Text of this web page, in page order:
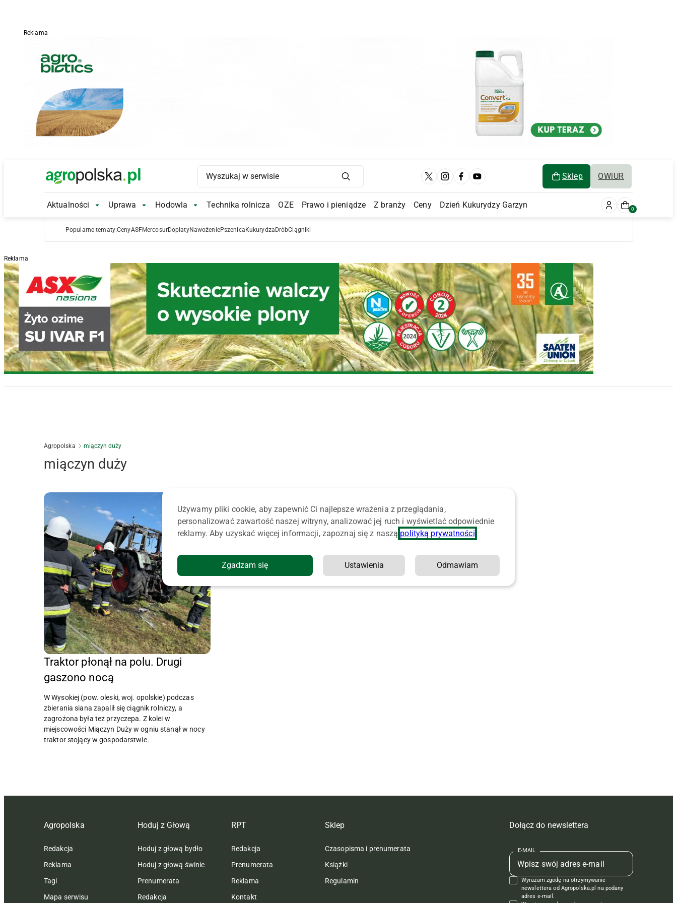
Reklama
Main Logo Sklep OWiUR
Main Navigation
Aktualności Aktualności Submenu
Uprawa Uprawa Submenu
Hodowla Hodowla Submenu
Technika rolnicza OZE Prawo i pieniądze Z branży Ceny Dzień Kukurydzy Garzyn 0
Popularne tematy:CenyASFMercosurDopłatyNawożeniePszenica Kukurydza DróbCiągniki
Reklama
Agropolska miączyn duży
miączyn duży
Traktor płonął na polu. Drugi
gaszono nocą
W Wysokiej (pow. oleski, woj. opolskie) podczas
zbierania siana zapalił się ciągnik rolniczy, a
zagrożona była też przyczepa. Z kolei w
miejscowości Miączyn Duży w ogniu stanął w nocy
traktor stojący w gospodarstwie.
Agropolska
Redakcja
Reklama
Tagi
Mapa serwisu
Hoduj z Głową
Hoduj z głową bydło
Hoduj z głową świnie
Prenumerata
Redakcja
RPT
Redakcja
Prenumerata
Reklama
Kontakt
Sklep
Czasopisma i prenumerata
Książki
Regulamin
Dołącz do newslettera
E-MAIL
Wyrażam zgodę na otrzymywanie
newslettera od Agropolska.pl na podany
adres e-mail.
Używamy pliki cookie, aby zapewnić Ci najlepsze wrażenia z przeglądania,
personalizować zawartość naszej witryny, analizować jej ruch i wyświetlać odpowiednie
reklamy. Aby uzyskać więcej informacji, zapoznaj się z naszą polityką prywatności
Zgadzam się Ustawienia Odmawiam